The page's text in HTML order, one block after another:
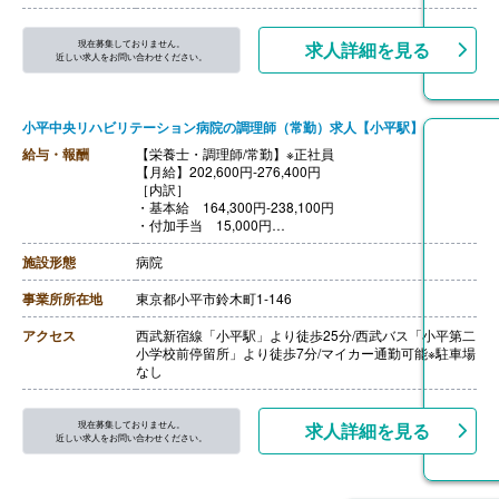
現在募集しておりません。
近しい求人をお問い合わせください。
求人詳細を見る
小平中央リハビリテーション病院の調理師（常勤）求人【小平駅】
給与・報酬
【栄養士・調理師/常勤】※正社員
【月給】202,600円‐276,400円
［内訳］
・基本給 164,300円‐238,100円
・付加手当 15,000円
・業務手当 10,000円
・調整手当 6,000円
・賃上げ対応手当 7,300円
【賞与】年2回（計3,40ヶ月分）※前年度実績
【通勤手当】あり（上限150,000円/月）
【昇給】あり（1月あたり1,32%）※前年度実績
【退職金】あり※勤続3年以上
施設形態 病院
事業所所在地 東京都小平市鈴木町1-146
アクセス
西武新宿線「小平駅」より徒歩25分/西武バス「小平第二
小学校前停留所」より徒歩7分/マイカー通勤可能※駐車場
なし
現在募集しておりません。
近しい求人をお問い合わせください。
求人詳細を見る